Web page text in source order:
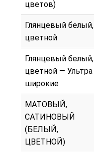
цветов)
Глянцевый белый,
цветной
Глянцевый белый,
цветной — Ультра
широкие
МАТОВЫЙ,
САТИНОВЫЙ
(БЕЛЫЙ,
ЦВЕТНОЙ)